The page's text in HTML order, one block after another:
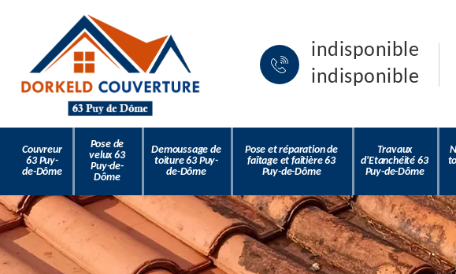
indisponible
indisponible
Couvreur
63 Puy-
de-Dôme
Pose de
velux 63
Puy-de-
Dôme
Demoussage de
toiture 63 Puy-
de-Dôme
Pose et réparation de
faîtage et faîtière 63
Puy-de-Dôme
Travaux
d'Etanchéité 63
Puy-de-Dôme